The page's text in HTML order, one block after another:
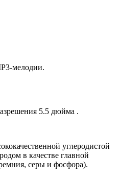
мелодии.
5.5 дюйма .
углеродистой
в качестве главной
серы и фосфора).